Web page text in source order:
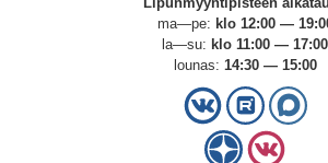
ma—pe: klo 12:00 —
la—su: klo 11:00 — 17:00
lounas: 14:30 — 15:00